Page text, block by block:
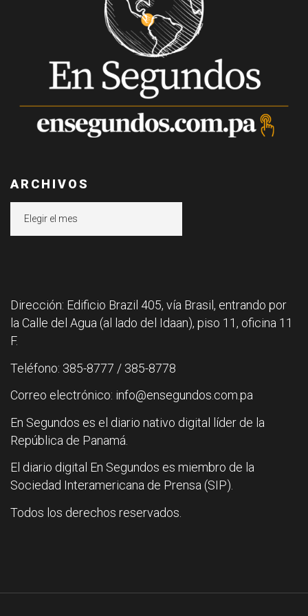
ARCHIVOS
Dirección: Edificio Brazil 405, vía Brasil, entrando por
la Calle del Agua (al lado del Idaan), piso 11, oficina 11
F.
Teléfono: 385-8777 / 385-8778
Correo electrónico: info@ensegundos.com.pa
En Segundos es el diario nativo digital líder de la
República de Panamá.
El diario digital En Segundos es miembro de la
Sociedad Interamericana de Prensa (SIP).
Todos los derechos reservados.